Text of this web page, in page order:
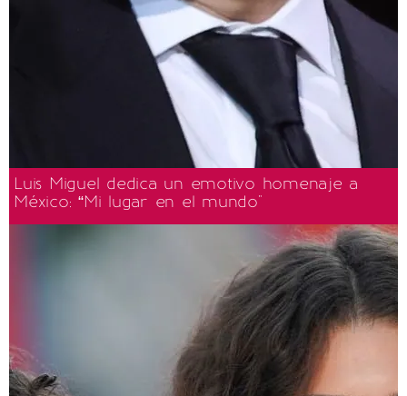
Luis Miguel dedica un emotivo homenaje a
México: “Mi lugar en el mundo"